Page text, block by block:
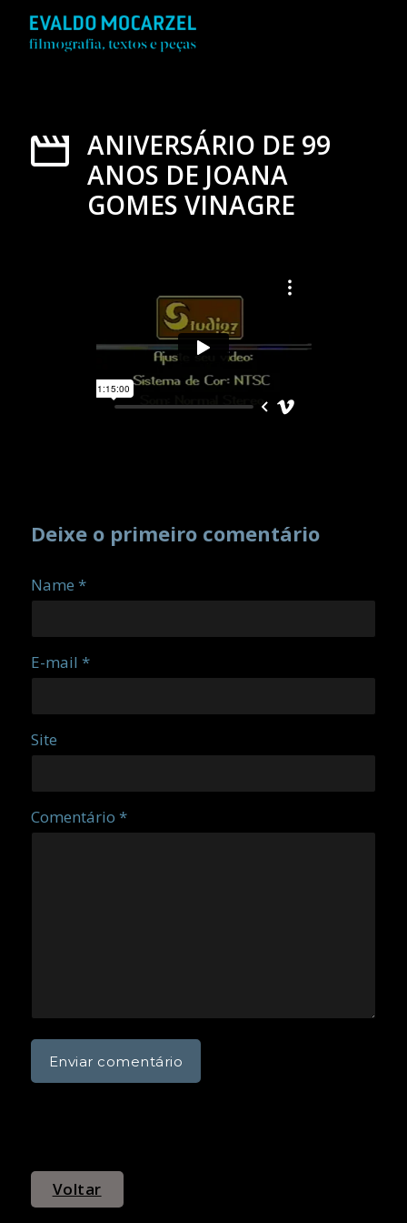
ANIVERSÁRIO DE 99
ANOS DE JOANA
GOMES VINAGRE
Deixe o primeiro comentário
Name *
E-mail *
Site
Comentário *
Voltar